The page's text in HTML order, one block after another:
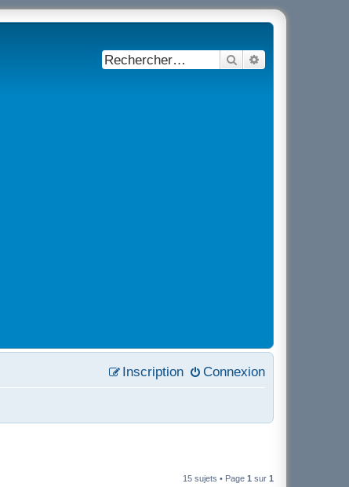
Rechercher
Connexion
Inscription
15 sujets • Page 1 sur 1